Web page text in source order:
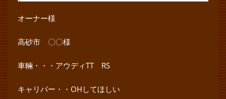
オーナー様
高砂市 〇〇様
車輛・・・アウディTT RS
キャリパー・・OHしてほしい